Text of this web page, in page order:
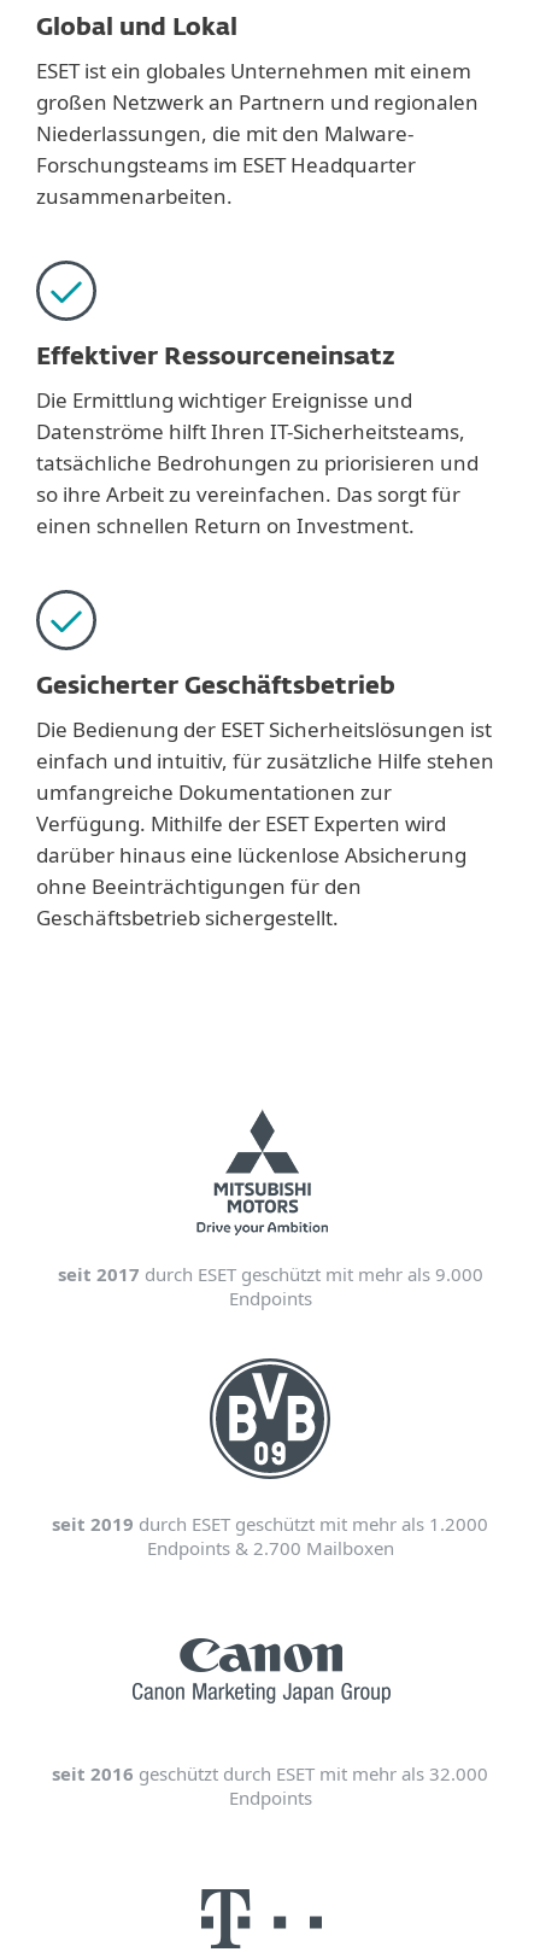
Global und Lokal
ESET ist ein globales Unternehmen mit einem
großen Netzwerk an Partnern und regionalen
Niederlassungen, die mit den Malware-
Forschungsteams im ESET Headquarter
zusammenarbeiten.
Effektiver Ressourceneinsatz
Die Ermittlung wichtiger Ereignisse und
Datenströme hilft Ihren IT-Sicherheitsteams,
tatsächliche Bedrohungen zu priorisieren und
so ihre Arbeit zu vereinfachen. Das sorgt für
einen schnellen Return on Investment.
Gesicherter Geschäftsbetrieb
Die Bedienung der ESET Sicherheitslösungen ist
einfach und intuitiv, für zusätzliche Hilfe stehen
umfangreiche Dokumentationen zur
Verfügung. Mithilfe der ESET Experten wird
darüber hinaus eine lückenlose Absicherung
ohne Beeinträchtigungen für den
Geschäftsbetrieb sichergestellt.
seit 2017 durch ESET geschützt mit mehr als 9.000
Endpoints
seit 2019 durch ESET geschützt mit mehr als 1.2000
Endpoints & 2.700 Mailboxen
seit 2016 geschützt durch ESET mit mehr als 32.000
Endpoints